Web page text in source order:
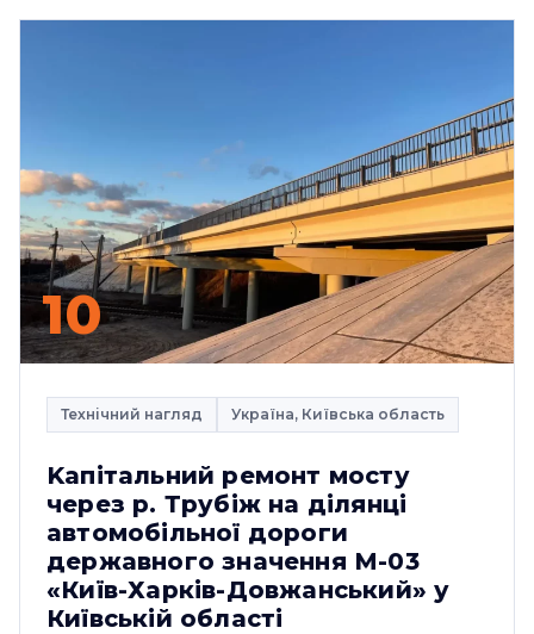
10
Технічний нагляд Україна, Київська область
Kапітальний ремонт мосту
через р. Трубіж на ділянці
автомобільної дороги
державного значення М-03
«Київ-Харків-Довжанський» у
Київській області